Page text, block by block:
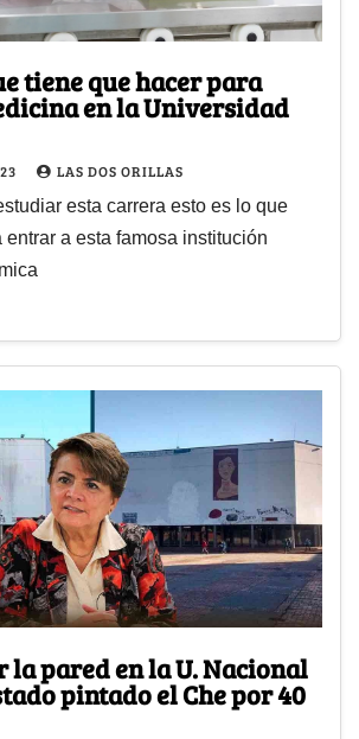
tiene que hacer para
en la Universidad
LAS DOS ORILLAS
esta carrera esto es lo que
entrar a esta famosa institución
la pared en la U. Nacional
pintado el Che por 40